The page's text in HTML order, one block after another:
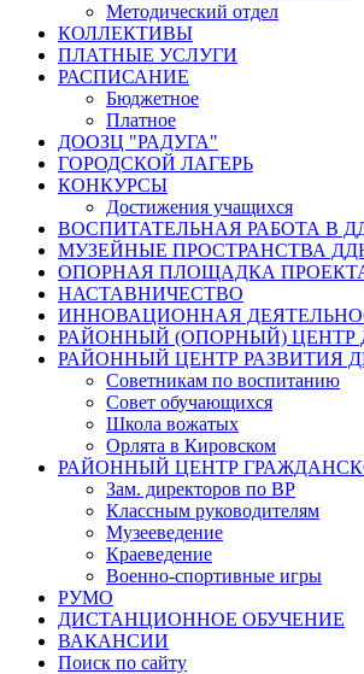
Методический отдел
КОЛЛЕКТИВЫ
ПЛАТНЫЕ УСЛУГИ
РАСПИСАНИЕ
Бюджетное
Платное
ДООЗЦ "РАДУГА"
ГОРОДСКОЙ ЛАГЕРЬ
КОНКУРСЫ
Достижения учащихся
ВОСПИТАТЕЛЬНАЯ РАБОТА В
МУЗЕЙНЫЕ ПРОСТРАНСТВА
ОПОРНАЯ ПЛОЩАДКА
НАСТАВНИЧЕСТВО
ИННОВАЦИОННАЯ
РАЙОННЫЙ (ОПОРНЫЙ) ЦЕНТР
РАЙОННЫЙ ЦЕНТР РАЗВИТИЯ
Советникам по воспитанию
Совет обучающихся
Школа вожатых
Орлята в Кировском
РАЙОННЫЙ ЦЕНТР
Зам. директоров по ВР
Классным руководителям
Музееведение
Краеведение
Военно-спортивные игры
РУМО
ДИСТАНЦИОННОЕ ОБУЧЕНИЕ
ВАКАНСИИ
Поиск по сайту